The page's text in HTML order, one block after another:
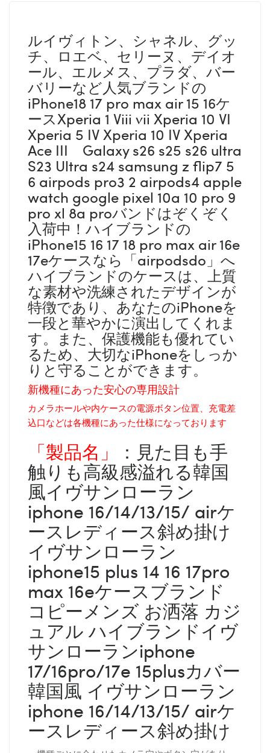
ルイヴィトン、シャネル、グッ
チ、ロエベ、セリーヌ、デイオ
ール、エルメス、プラダ、バー
バリーなど人気ブランドの
iPhone18 17 pro max air 15 16ケ
ースXperia 1 Viii vii Xperia 10 VI
Xperia 5 IV Xperia 10 IV Xperia
Ace III Galaxy s26 s25 s26 ultra
S23 Ultra s24 samsung z flip7 5
6 airpods pro3 2 airpods4 apple
watch google pixel 10a 10 pro 9
pro xl 8a proバンドはぞくぞく
入荷中！ハイブランドの
iPhone15 16 17 18 pro max air 16e
17eケースなら「airpodsdo」へ
ハイブランドのケースは、上質
な素材や洗練されたデザインが
特徴であり、あなたのiPhoneを
一段と華やかに演出してくれま
す。また、保護機能も優れてい
るため、大切なiPhoneをしっか
りと守ることができます。
新機種にあった安心の専用設計
カメラホールや内ケースの電源ボタン位置、充電差
込口などは各機種にあった仕様になっております
「製品名」 ：見た目も手
触りも高級感溢れる韓国
風イヴサンローラン
iphone 16/14/13/15/ airケ
ースレディース斜め掛け
イヴサンローラン
iphone15 plus 14 16 17pro
max 16eケースブランド
コピーメンズ お洒落 カジ
ュアル ハイブランドイヴ
サンローランiphone
17/16pro/17e 15plusカバー
韓国風 イヴサンローラン
iphone 16/14/13/15/ airケ
ースレディース斜め掛け